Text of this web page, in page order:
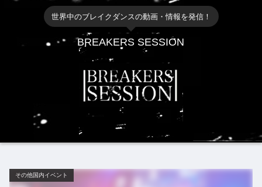
世界中のブレイクダンスの動画・情報を発信！
BREAKERS SESSION
その他国内イベント